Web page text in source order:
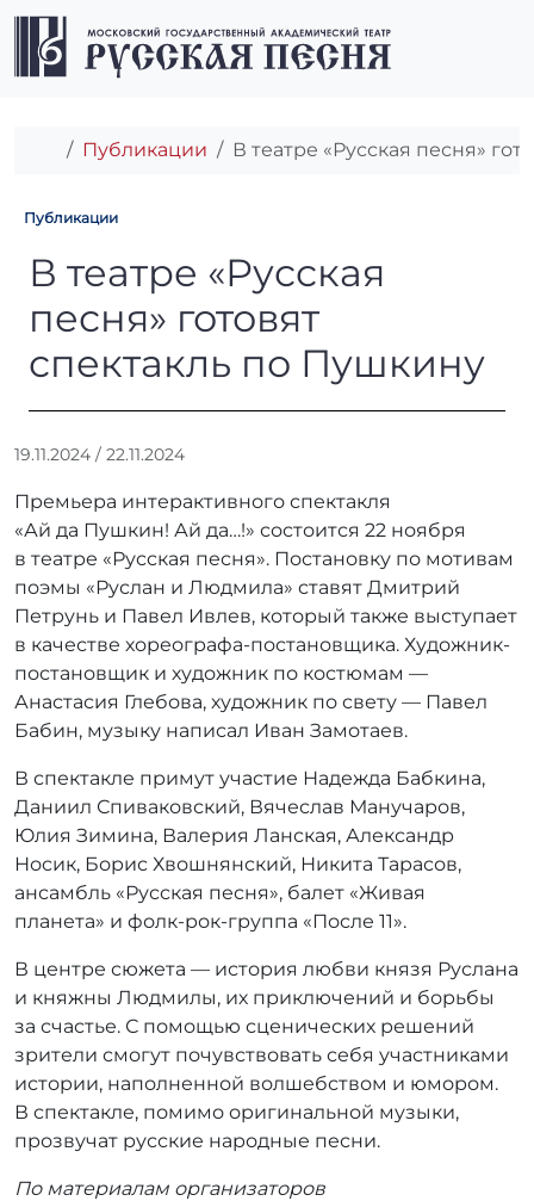
Перейти к содержимому
Перейти к футеру
Главная
Публикации В театре «Русская песня»
Публикации
В театре «Русская песня»
В театре «Русская
песня» готовят
спектакль по Пушкину
19.11.2024 / 22.11.2024
т
о
р
r
_
a
d
m
n
Премьера интерактивного спектакля
«Ай да Пушкин! Ай да…!» состоится 22 ноября
в театре «Русская песня». Постановку по мотивам
поэмы «Руслан и Людмила» ставят Дмитрий
Петрунь и Павел Ивлев, который также выступает
в качестве хореографа-постановщика. Художник-
постановщик и художник по костюмам —
Анастасия Глебова, художник по свету — Павел
Бабин, музыку написал Иван Замотаев.
В спектакле примут участие Надежда Бабкина,
Даниил Спиваковский, Вячеслав Манучаров,
Юлия Зимина, Валерия Ланская, Александр
Носик, Борис Хвошнянский, Никита Тарасов,
ансамбль «Русская песня», балет «Живая
планета» и фолк-рок-группа «После 11».
В центре сюжета — история любви князя Руслана
и княжны Людмилы, их приключений и борьбы
за счастье. С помощью сценических решений
зрители смогут почувствовать себя участниками
истории, наполненной волшебством и юмором.
В спектакле, помимо оригинальной музыки,
прозвучат русские народные песни.
По материалам организаторов